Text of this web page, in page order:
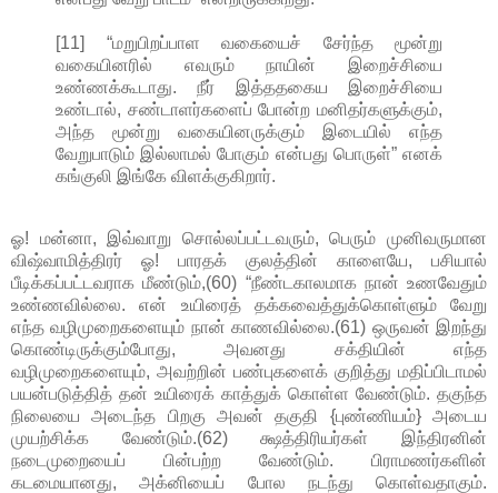
[11] “மறுபிறப்பாள வகையைச் சேர்ந்த மூன்று
வகையினரில் எவரும் நாயின் இறைச்சியை
உண்ணக்கூடாது. நீர் இத்ததகைய இறைச்சியை
உண்டால், சண்டாளர்களைப் போன்ற மனிதர்களுக்கும்,
அந்த மூன்று வகையினருக்கும் இடையில் எந்த
வேறுபாடும் இல்லாமல் போகும் என்பது பொருள்” எனக்
கங்குலி இங்கே விளக்குகிறார்.
ஓ! மன்னா, இவ்வாறு சொல்லப்பட்டவரும், பெரும் முனிவருமான
விஷ்வாமித்திரர் ஓ! பாரதக் குலத்தின் காளையே, பசியால்
பீடிக்கப்பட்டவராக மீண்டும்,(60) “நீண்டகாலமாக நான் உணவேதும்
உண்ணவில்லை. என் உயிரைத் தக்கவைத்துக்கொள்ளும் வேறு
எந்த வழிமுறைகளையும் நான் காணவில்லை.(61) ஒருவன் இறந்து
கொண்டிருக்கும்போது, அவனது சக்தியின் எந்த
வழிமுறைகளையும், அவற்றின் பண்புகளைக் குறித்து மதிப்பிடாமல்
பயன்படுத்தித் தன் உயிரைக் காத்துக் கொள்ள வேண்டும். தகுந்த
நிலையை அடைந்த பிறகு அவன் தகுதி {புண்ணியம்} அடைய
முயற்சிக்க வேண்டும்.(62) க்ஷத்திரியர்கள் இந்திரனின்
நடைமுறையைப் பின்பற்ற வேண்டும். பிராமணர்களின்
கடமையானது, அக்னியைப் போல நடந்து கொள்வதாகும்.